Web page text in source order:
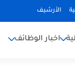
الأرشيف
اخبار الوظائف